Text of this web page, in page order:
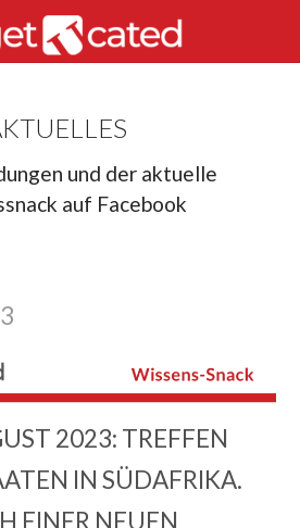
und der aktuelle
auf Facebook
2023: TREFFEN
IN SÜDAFRIKA.
EINER NEUEN